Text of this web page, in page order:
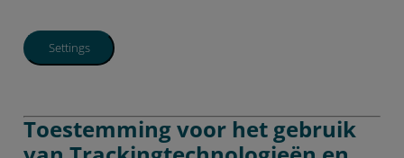
Settings
Toestemming voor het gebruik